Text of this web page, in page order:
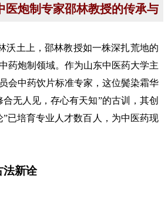
医炮制专家邵林教授的传承与
沃土上，邵林教授如一株深扎荒地的
药炮制领域。作为山东中医药大学主
会中药饮片标准专家，这位鬓染霜华
合无人见，存心有天知”的古训，其创
”已培育专业人才数百人，为中医药现
法新诠